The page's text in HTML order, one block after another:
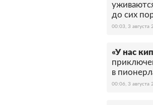
до сих
00:03, 3 августа
«У нас
в
00:06, 3 августа